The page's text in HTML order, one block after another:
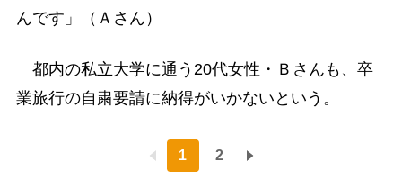
んです」（Ａさん）
都内の私立大学に通う20代女性・Ｂさんも、卒
業旅行の自粛要請に納得がいかないという。
1 2